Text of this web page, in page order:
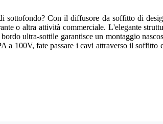
sottofondo? Con il diffusore da soffitto di
o altra attività commerciale. L'elegante
ultra-sottile garantisce un montaggio
a 100V, fate passare i cavi attraverso il soffitto